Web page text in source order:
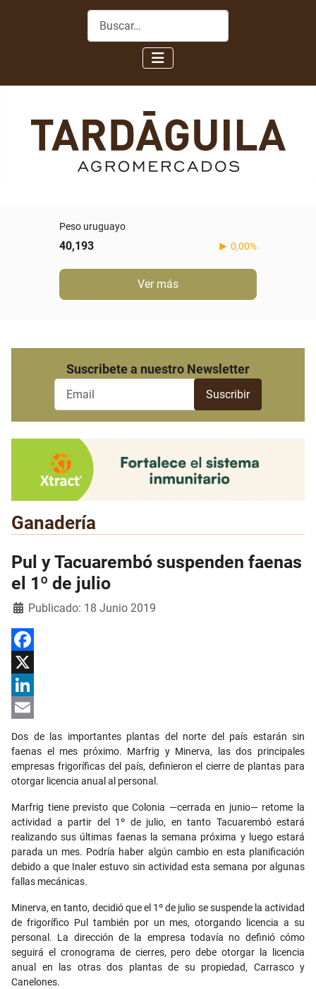
Buscar
Peso uruguayo
40,193 0,00%
Ver más
Suscribete a nuestro Newsletter
Ganadería
Pul y Tacuarembó suspenden faenas
el 1º de julio
Detalles
Publicado: 18 Junio 2019
Facebook
X
LinkedIn
Dos de las importantes plantas del norte del país estarán sin
faenas el mes próximo. Marfrig y Minerva, las dos principales
empresas frigoríficas del país, definieron el cierre de plantas para
otorgar licencia anual al personal.
Marfrig tiene previsto que Colonia —cerrada en junio— retome la
actividad a partir del 1º de julio, en tanto Tacuarembó estará
realizando sus últimas faenas la semana próxima y luego estará
parada un mes. Podría haber algún cambio en esta planificación
debido a que Inaler estuvo sin actividad esta semana por algunas
fallas mecánicas.
Minerva, en tanto, decidió que el 1º de julio se suspende la actividad
de frigorífico Pul también por un mes, otorgando licencia a su
personal. La dirección de la empresa todavía no definió cómo
seguirá el cronograma de cierres, pero debe otorgar la licencia
anual en las otras dos plantas de su propiedad, Carrasco y
Canelones.